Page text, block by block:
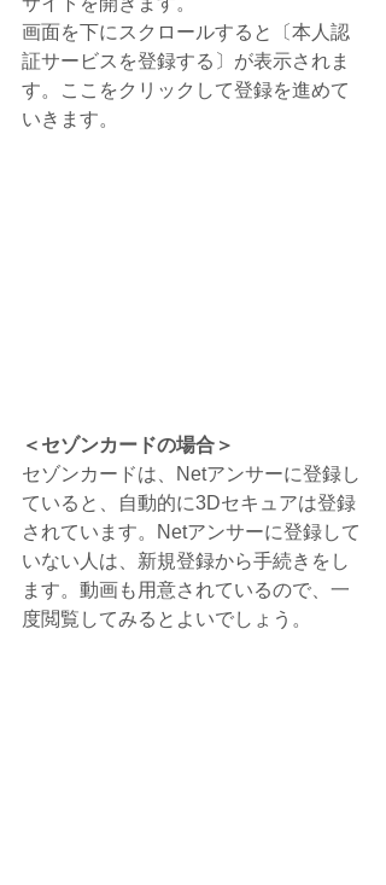
画面を下にスクロールすると〔本人認
証サービスを登録する〕が表示されま
す。ここをクリックして登録を進めて
いきます。
＜セゾンカードの場合＞
セゾンカードは、Netアンサーに登録し
ていると、自動的に3Dセキュアは登録
されています。Netアンサーに登録して
いない人は、新規登録から手続きをし
ます。動画も用意されているので、一
度閲覧してみるとよいでしょう。